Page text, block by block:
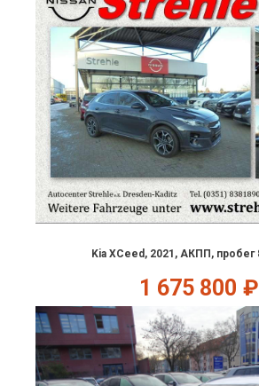
Kia XCeed, 2021, АКПП, пробег
1 675 800 ₽